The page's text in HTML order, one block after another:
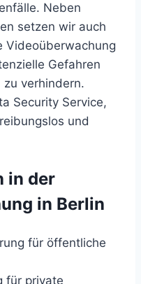
Neben
setzen wir auch
Videoüberwachung
Gefahren
verhindern.
Security Service,
und
in der
in Berlin
für öffentliche
für private